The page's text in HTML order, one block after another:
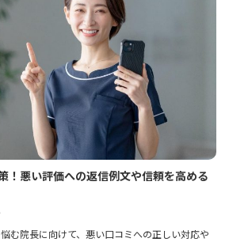
！悪い評価への返信例文や信頼を高める
む院長に向けて、悪い口コミへの正しい対応や